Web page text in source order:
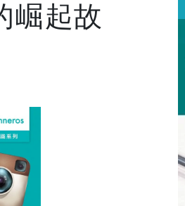
崛起故